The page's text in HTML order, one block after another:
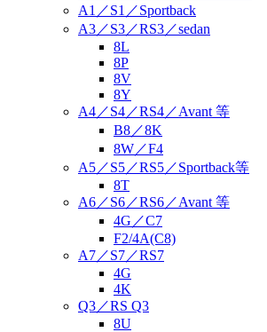
A1／S1／Sportback
A3／S3／RS3／sedan
8L
8P
8V
8Y
A4／S4／RS4／Avant 等
B8／8K
8W／F4
A5／S5／RS5／Sportback等
8T
A6／S6／RS6／Avant 等
4G／C7
F2/4A(C8)
A7／S7／RS7
4G
4K
Q3／RS Q3
8U